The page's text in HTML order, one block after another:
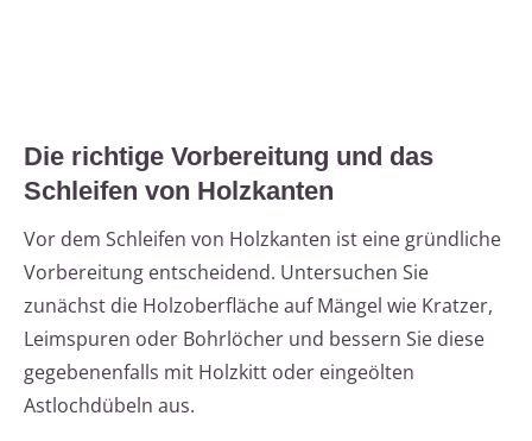
Die richtige Vorbereitung und das
Schleifen von Holzkanten
Vor dem Schleifen von Holzkanten ist eine gründliche
Vorbereitung entscheidend. Untersuchen Sie
zunächst die Holzoberfläche auf Mängel wie Kratzer,
Leimspuren oder Bohrlöcher und bessern Sie diese
gegebenenfalls mit Holzkitt oder eingeölten
Astlochdübeln aus.